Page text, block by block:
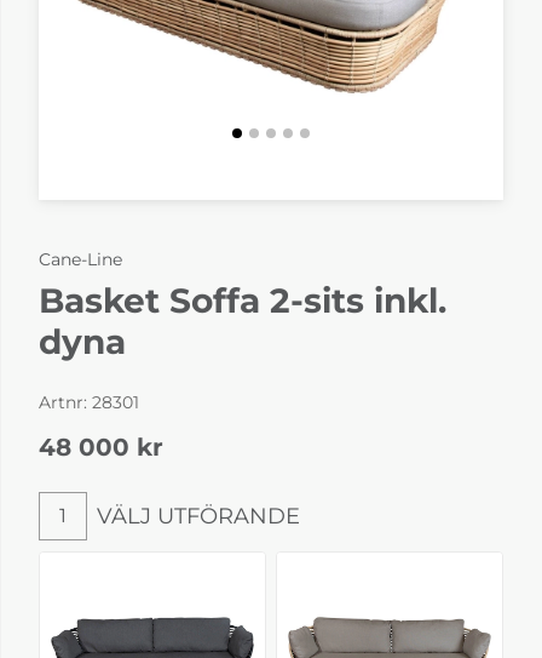
Cane-Line
Basket Soffa 2-sits inkl.
dyna
Artnr: 28301
48 000 kr
Välj utförande
1 VÄLJ UTFÖRANDE